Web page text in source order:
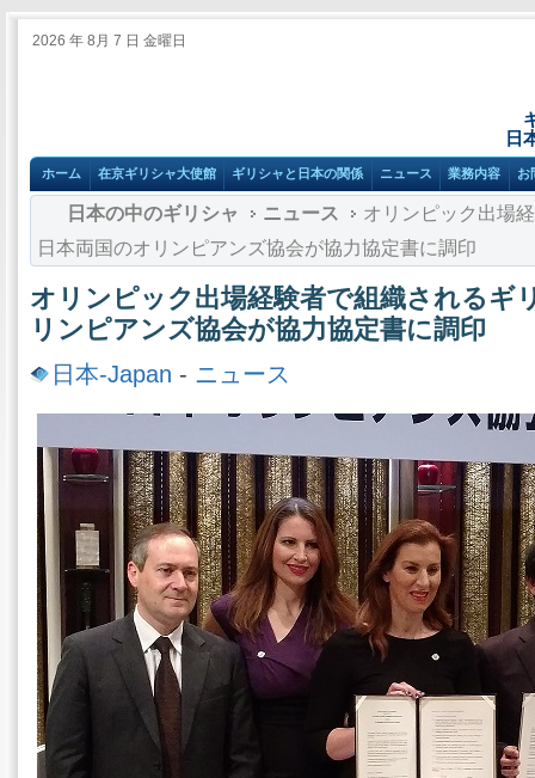
2026 年 8月 7 日 金曜日
日
ホーム 在京ギリシャ大使館 ギリシャと日本の関係 ニュース 業務内容 お
日本の中のギリシャ ニュース
オリンピック出場
日本両国のオリンピアンズ協会が協力協定書に調印
オリンピック出場経験者で組織されるギ
リンピアンズ協会が協力協定書に調印
日本-Japan - ニュース